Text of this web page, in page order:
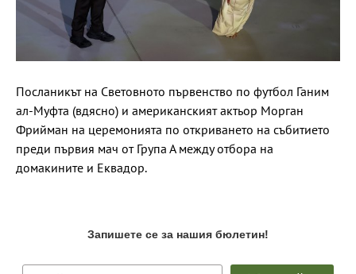
Посланикът на Световното първенство по футбол Ганим
ал-Муфта (вдясно) и американският актьор Морган
Фрийман на церемонията по откриването на събитието
преди първия мач от Група А между отбора на
домакините и Еквадор.